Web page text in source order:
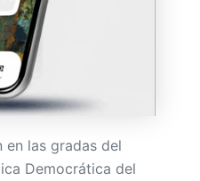
en las gradas del
Democrática del